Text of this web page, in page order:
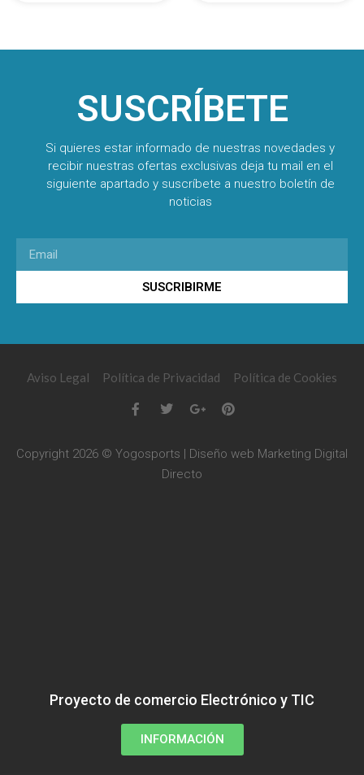
SUSCRÍBETE
Si quieres estar informado de nuestras novedades y
recibir nuestras ofertas exclusivas deja tu mail en el
siguiente apartado y suscríbete a nuestro boletín de
noticias
SUSCRIBIRME
Aviso Legal Política de Privacidad Política de Cookies
Copyright 2026 © Yogosports | Diseño web Marketing Digital
Directo
Proyecto de comercio Electrónico y TIC
INFORMACIÓN